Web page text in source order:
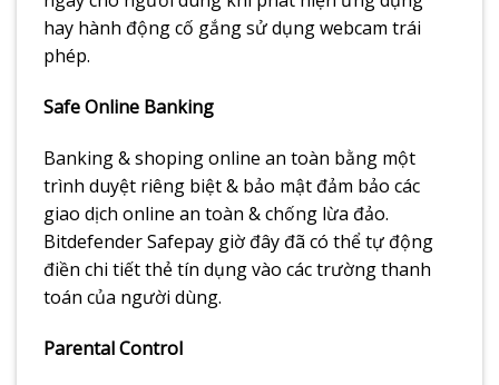
hay hành động cố gắng sử dụng webcam trái
phép.
Safe Online Banking
Banking & shoping online an toàn bằng một
trình duyệt riêng biệt & bảo mật đảm bảo các
giao dịch online an toàn & chống lừa đảo.
Bitdefender Safepay giờ đây đã có thể tự động
điền chi tiết thẻ tín dụng vào các trường thanh
toán của người dùng.
Parental Control